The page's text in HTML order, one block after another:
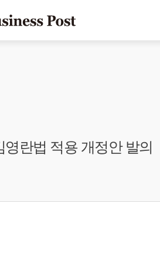
란법 적용 개정안 발의